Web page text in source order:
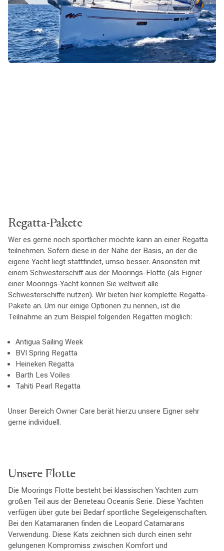
Regatta-Pakete
Wer es gerne noch sportlicher möchte kann an einer Regatta
teilnehmen. Sofern diese in der Nähe der Basis, an der die
eigene Yacht liegt stattfindet, umso besser. Ansonsten mit
einem Schwesterschiff aus der Moorings-Flotte (als Eigner
einer Moorings-Yacht können Sie weltweit alle
Schwesterschiffe nutzen). Wir bieten hier komplette Regatta-
Pakete an. Um nur einige Optionen zu nennen, ist die
Teilnahme an zum Beispiel folgenden Regatten möglich:
Antigua Sailing Week
BVI Spring Regatta
Heineken Regatta
Barth Les Voiles
Tahiti Pearl Regatta
Unser Bereich Owner Care berät hierzu unsere Eigner sehr
gerne individuell.
Unsere Flotte
Die Moorings Flotte besteht bei klassischen Yachten zum
großen Teil aus der Beneteau Oceanis Serie. Diese Yachten
verfügen über gute bei Bedarf sportliche Segeleigenschaften.
Bei den Katamaranen finden die Leopard Catamarans
Verwendung. Diese Kats zeichnen sich durch einen sehr
gelungenen Kompromiss zwischen Komfort und